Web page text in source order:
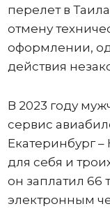
перелет в
отмену
оформлении,
действия
В 2023 году
сервис
Екатеринбург –
для себя и
он заплатил 66
электронным